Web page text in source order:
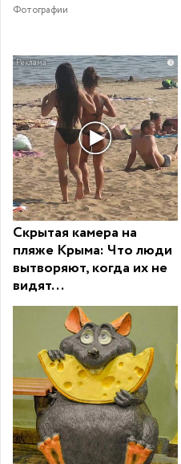
Фотографии
i
Скрытая камера на
пляже Крыма: Что люди
вытворяют, когда их не
видят...